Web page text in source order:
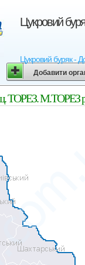
Цукровий
Цукровий буряк -
Добавити
ТОРЕЗ. М.ТОРЕЗ